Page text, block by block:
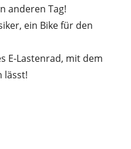
anderen Tag!
ein Bike für den
E-Lastenrad, mit dem
lässt!